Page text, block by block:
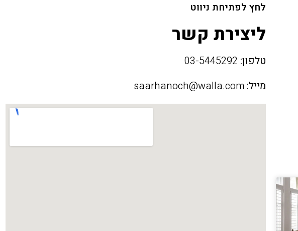
לחץ לפתיחת ניווט
ליצירת קשר
טלפון:
מייל: saarhanoch@walla.com